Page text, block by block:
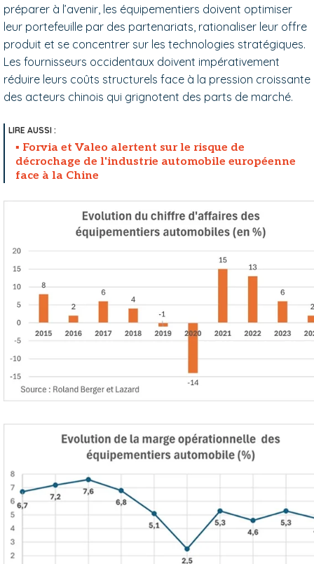
préparer à l’avenir, les équipementiers doivent optimiser
leur portefeuille par des partenariats, rationaliser leur offre
produit et se concentrer sur les technologies stratégiques.
Les fournisseurs occidentaux doivent impérativement
réduire leurs coûts structurels face à la pression croissante
des acteurs chinois qui grignotent des parts de marché.
Forvia et Valeo alertent sur le risque de
décrochage de l'industrie automobile européenne
face à la Chine